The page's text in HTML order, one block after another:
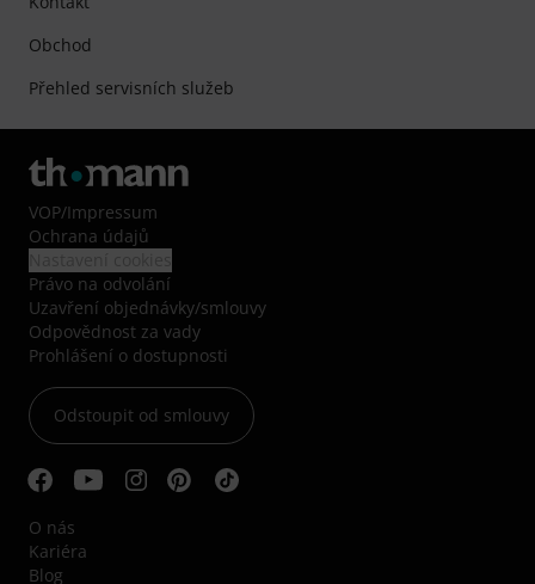
Obchod
Přehled servisních služeb
VOP/Impressum
Ochrana údajů
Právo na odvolání
Uzavření objednávky/smlouvy
Odpovědnost za vady
Prohlášení o dostupnosti
Odstoupit od smlouvy
O nás
Kariéra
Blog